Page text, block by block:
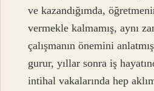
ve kazandığımda,
vermekle kalmamış, aynı
çalışmanın önemini
gurur, yıllar sonra iş
intihal vakalarında hep